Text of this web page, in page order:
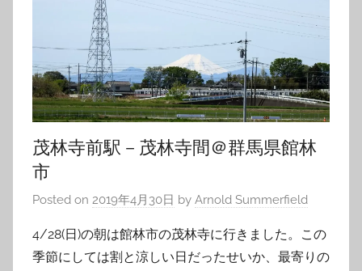
茂林寺前駅－茂林寺間＠群馬県館林
市
Posted on 2019年4月30日 by Arnold Summerfield
4/28(日)の朝は館林市の茂林寺に行きました。この
季節にしては割と涼しい日だったせいか、最寄りの